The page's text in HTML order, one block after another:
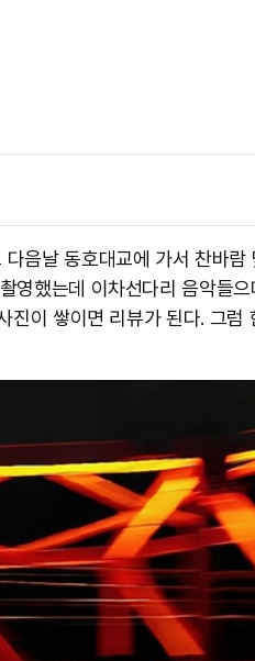
음날 동호대교에 가서 찬바람
영했는데 이차선다리 음악들
진이 쌓이면 리뷰가 된다. 그럼